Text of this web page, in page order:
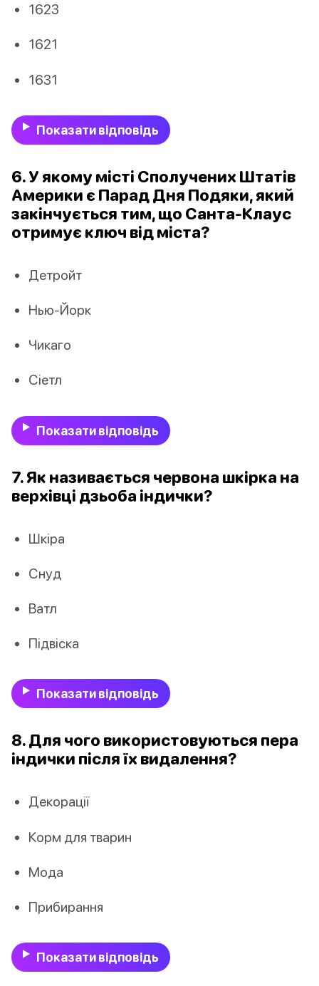
1623
1621
1631
Показати відповідь
6. У якому місті Сполучених Штатів
Америки є Парад Дня Подяки, який
закінчується тим, що Санта-Клаус
отримує ключ від міста?
Детройт
Нью-Йорк
Чикаго
Сіетл
Показати відповідь
7. Як називається червона шкірка на
верхівці дзьоба індички?
Шкіра
Снуд
Ватл
Підвіска
Показати відповідь
8. Для чого використовуються пера
індички після їх видалення?
Декорації
Корм для тварин
Мода
Прибирання
Показати відповідь